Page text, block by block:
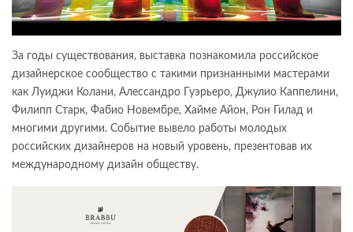
За годы существования, выставка познакомила российское
дизайнерское сообщество с такими признанными мастерами
как Луиджи Колани, Алессандро Гуэрьеро, Джулио Каппелини,
Филипп Старк, Фабио Новембре, Хайме Айон, Рон Гилад и
многими другими. Событие вывело работы молодых
российских дизайнеров на новый уровень, презентовав их
международному дизайн обществу.